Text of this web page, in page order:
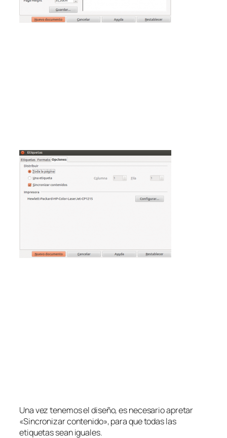
Una vez tenemos el diseño, es necesario apretar
«Sincronizar contenido», para que todas las
etiquetas sean iguales.